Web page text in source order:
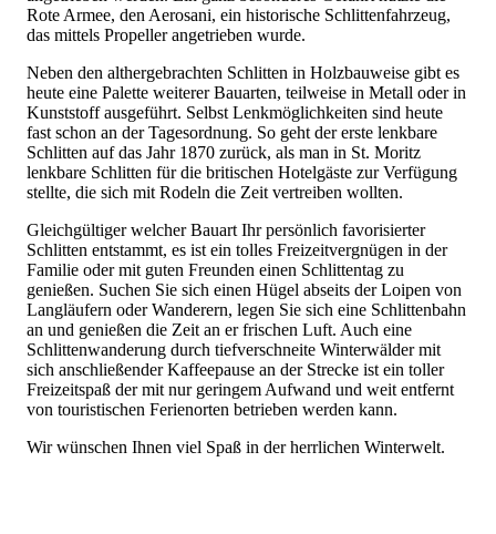
Rote Armee, den Aerosani, ein historische Schlittenfahrzeug,
das mittels Propeller angetrieben wurde.
Neben den althergebrachten Schlitten in Holzbauweise gibt es
heute eine Palette weiterer Bauarten, teilweise in Metall oder in
Kunststoff ausgeführt. Selbst Lenkmöglichkeiten sind heute
fast schon an der Tagesordnung. So geht der erste lenkbare
Schlitten auf das Jahr 1870 zurück, als man in St. Moritz
lenkbare Schlitten für die britischen Hotelgäste zur Verfügung
stellte, die sich mit Rodeln die Zeit vertreiben wollten.
Gleichgültiger welcher Bauart Ihr persönlich favorisierter
Schlitten entstammt, es ist ein tolles Freizeitvergnügen in der
Familie oder mit guten Freunden einen Schlittentag zu
genießen. Suchen Sie sich einen Hügel abseits der Loipen von
Langläufern oder Wanderern, legen Sie sich eine Schlittenbahn
an und genießen die Zeit an er frischen Luft. Auch eine
Schlittenwanderung durch tiefverschneite Winterwälder mit
sich anschließender Kaffeepause an der Strecke ist ein toller
Freizeitspaß der mit nur geringem Aufwand und weit entfernt
von touristischen Ferienorten betrieben werden kann.
Wir wünschen Ihnen viel Spaß in der herrlichen Winterwelt.